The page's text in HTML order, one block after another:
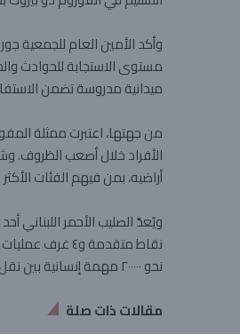
وأكد الأمين العام للجمعية
مستوى الاستجابة للحوادث
ميدانية مدروسة تضمن
من جهتها، اعتبرت ممثلة
الأفراد خلال أصعب الظروف.
أراضيه، بمن فيهم الفئات
نحو ٢٠٠٠٠٠ مهمة إنسانية بين نقل مصابين وتقديم إسعافات أولية واستجابة لحوادث طارئة.
مقالات ذات صلة